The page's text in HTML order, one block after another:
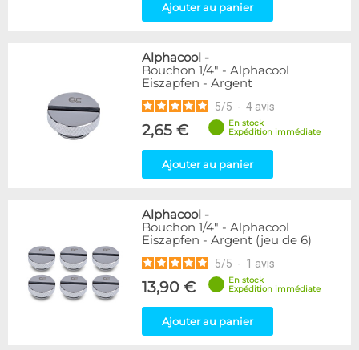
2
1
280
Raccord en Y
5
24
53
120
44
Filetage
1/4"
153
1
Ajouter au panier
Alphacool -
Bouchon 1/4" - Alphacool
Eiszapfen - Argent
5/5 - 4 avis
2,65 €
En stock
Expédition immédiate
Ajouter au panier
Alphacool -
Bouchon 1/4" - Alphacool
Eiszapfen - Argent (jeu de 6)
5/5 - 1 avis
13,90 €
En stock
Expédition immédiate
Ajouter au panier